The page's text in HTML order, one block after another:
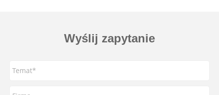
Wyślij zapytanie